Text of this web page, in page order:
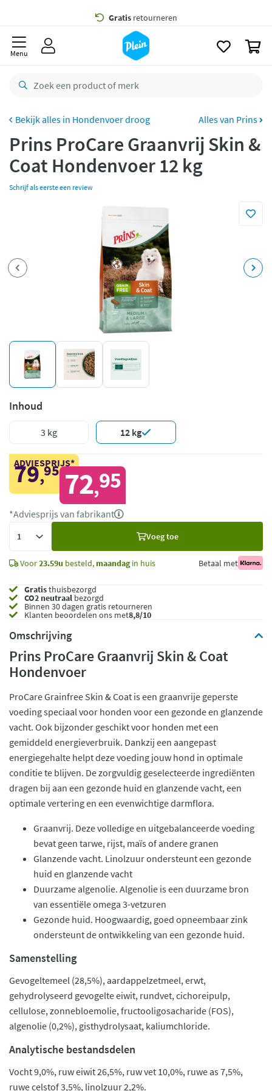
Gratis bezorging vanaf 35,- *
Bestelling uiterlijkmaandag
retourneren
CO2 neutraal
Betaal met Klarna
Menu
Hondenvoer droog Alles van Prins
Prins ProCare Graanvrij Skin &
Coat Hondenvoer 12 kg
Schrijf als eerste een review
Inhoud
3 kg 12 kg
ADVIESPRIJS*
79,95 72,95
*Adviesprijs van fabrikant
Voeg toe
Voor23.59u besteld, maandagin huis Betaal met
Gratisthuisbezorgd
CO2 neutraal bezorgd
Binnen 30 dagen gratis retourneren
Klanten beoordelen ons met8,8/10
Omschrijving
Prins ProCare Graanvrij Skin & Coat
Hondenvoer
ProCare Grainfree Skin & Coat is een graanvrije geperste
voeding speciaal voor honden voor een gezonde en glanzende
vacht. Ook bijzonder geschikt voor honden met een
gemiddeld energieverbruik. Dankzij een aangepast
energiegehalte helpt deze voeding jouw hond in optimale
conditie te blijven. De zorgvuldig geselecteerde ingrediënten
dragen bij aan een gezonde huid en glanzende vacht, een
optimale vertering en een evenwichtige darmflora.
Graanvrij. Deze volledige en uitgebalanceerde voeding
bevat geen tarwe, rijst, maïs of andere granen
Glanzende vacht. Linolzuur ondersteunt een gezonde
huid en glanzende vacht
Duurzame algenolie. Algenolie is een duurzame bron
van essentiële omega 3-vetzuren
Gezonde huid. Hoogwaardig, goed opneembaar zink
ondersteunt de ontwikkeling van een gezonde huid.
Samenstelling
Gevogeltemeel (28,5%), aardappelzetmeel, erwt,
gehydrolyseerd gevogelte eiwit, rundvet, cichoreipulp,
cellulose, zonnebloemolie, fructooligosacharide (FOS),
algenolie (0,2%), gisthydrolysaat, kaliumchloride.
Analytische bestandsdelen
Vocht 9,0%, ruw eiwit 26,5%, ruw vet 10,0%, ruwe as 7,5%,
ruwe celstof 3,5%, linolzuur 2,2%.